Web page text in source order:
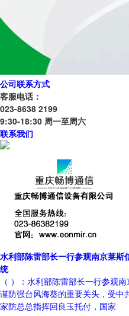
公司联系方式
客服电话：
023-8638 2199
9:30-18:30 周一至周六
联系我们
水利部陈雷部长一行参观南京莱
统
（ ）：水利部陈雷部长一行参观
谨防强台风海葵的重要关头，受中
家防总总指挥回良玉托付，国家